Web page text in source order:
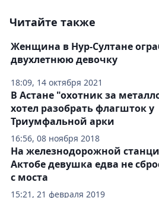
Читайте также
18:09, 14 октября 2021
Женщина в Нур-Султане
двухлетнюю девочку
16:56, 08 ноября 2018
В Астане "охотник за
хотел разобрать флагшток у
Триумфальной арки
15:21, 21 февраля 2019
На железнодорожной
Актобе девушка едва не
с моста